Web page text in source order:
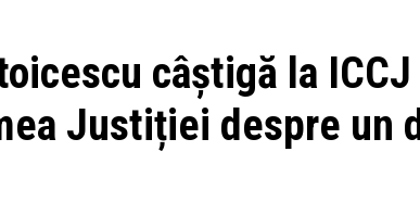
câștigă la
Justiției despre un